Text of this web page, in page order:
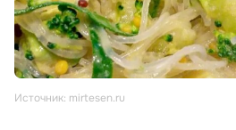
Источник: mirtesen.ru